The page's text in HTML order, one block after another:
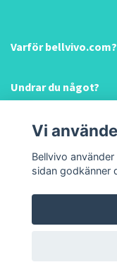
Varför bellvivo.com?
Undrar du något?
Information & hjälp!
Sociala medier
Vi
Bellvivo
sidan godkänner